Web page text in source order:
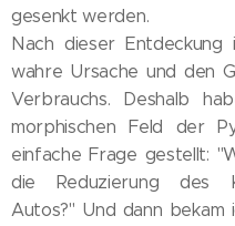
gesenkt werden.
Nach dieser
wahre Ursache und den
Verbrauchs. Deshalb
morphischen Feld der
einfache Frage gestellt:
die Reduzierung des
Autos?" Und dann